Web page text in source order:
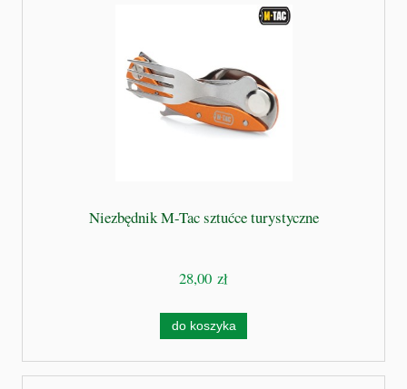
Niezbędnik M-Tac sztućce turystyczne
28,00 zł
do koszyka